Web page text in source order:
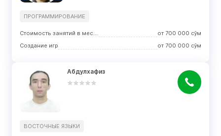
ПРОГРАММИРОВАНИЕ
Стоимость занятий в месяц от 700 000 сўм
Создание игр
от 700 000 сўм
Абдулхафиз
ВОСТОЧНЫЕ ЯЗЫКИ